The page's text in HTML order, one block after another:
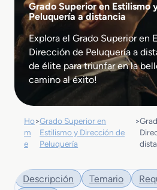
Grado Superior en Estilismo
Peluquería a distancia
Explora el Grado Superior en
Dirección de Peluquería a
de élite para triunfar en la
camino al éxito!
Ho
m
e
>Grado Superior en
Estilismo y Dirección de
Peluquería
>
Descripción Temario